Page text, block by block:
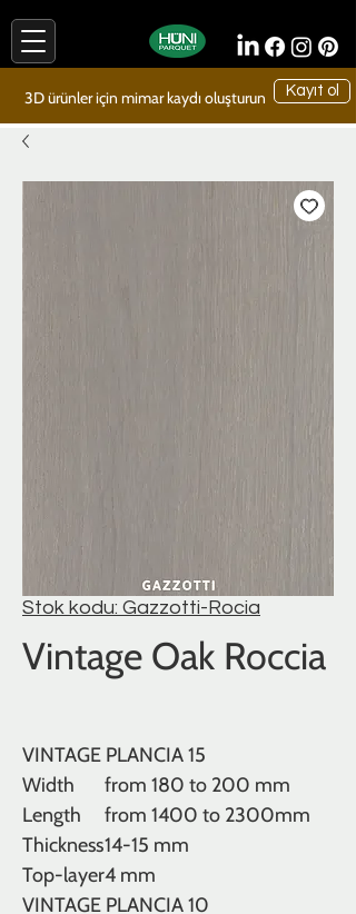
3D ürünler için mimar kaydı oluşturun Kayıt ol
Stok kodu: Gazzotti-Rocia
Vintage Oak Roccia
VINTAGE PLANCIA 15
Width
from 180 to 200 mm
Length
from 1400 to 2300mm
Thickness14-15 mm
Top-layer4 mm
VINTAGE PLANCIA 10